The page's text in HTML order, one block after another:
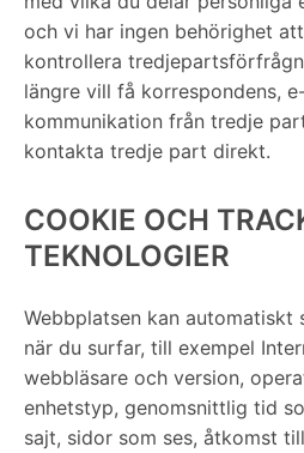
och vi har ingen behörighet
kontrollera
längre vill få korrespondens,
kommunikation från tredje
kontakta tredje part direkt.
COOKIE OCH
TEKNOLOGIER
Webbplatsen kan automatiskt
när du surfar, till exempel
webbläsare och version,
enhetstyp, genomsnittlig tid
sajt, sidor som ses, åtkomst